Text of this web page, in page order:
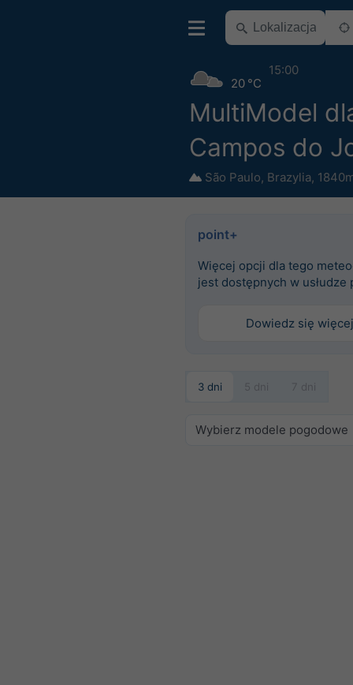
MultiModel
Campos do
São Paulo, Brazylia,
20 °C
15:00
point+
Więcej opcji dla tego
jest dostępnych w usłudze
Dowiedz się więcej
3 dni 5 dni 7 dni
Wybierz modele pogodowe